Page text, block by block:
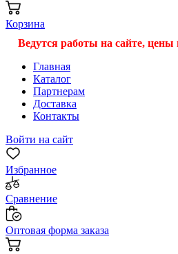
Корзина
Ведутся работы на сайте, цены
Главная
Каталог
Партнерам
Доставка
Контакты
Войти на сайт
Избранное
Сравнение
Оптовая форма заказа